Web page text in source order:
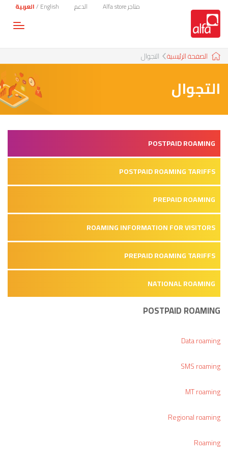
English
/العربية الدعم متاجر Alfa store
الصفحة الرئيسية
التجوال
التجوال
POSTPAID ROAMING
POSTPAID ROAMING TARIFFS
PREPAID ROAMING
ROAMING INFORMATION FOR VISITORS
PREPAID ROAMING TARIFFS
NATIONAL ROAMING
POSTPAID ROAMING
Data roaming
SMS roaming
MT roaming
Regional roaming
Roaming